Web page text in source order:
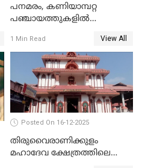
പനമരം, കണിയാമ്പറ്റ
പഞ്ചായത്തുകളിൽ
സ്ഥാപനങ്ങൾക്ക് അവധി
1 Min Read View All
Posted On 16-12-2025
തിരുവൈരാണിക്കുളം
മഹാദേവ ക്ഷേത്രത്തിലെ